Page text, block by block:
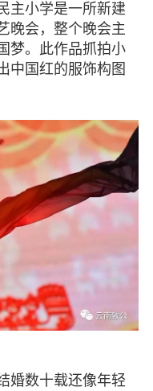
小学是一所新建
晚会，整个晚会主
梦。此作品抓拍小
中国红的服饰构图
数十载还像年轻